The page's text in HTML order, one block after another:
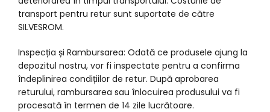
transport pentru retur sunt suportate de către
SILVESROM.
Inspecția și Rambursarea: Odată ce produsele ajung la
depozitul nostru, vor fi inspectate pentru a confirma
îndeplinirea condițiilor de retur. După aprobarea
returului, rambursarea sau înlocuirea produsului va fi
procesată în termen de 14 zile lucrătoare.